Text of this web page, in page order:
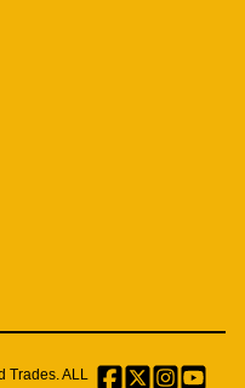
Trades. ALL Facebook
TwitterMenu